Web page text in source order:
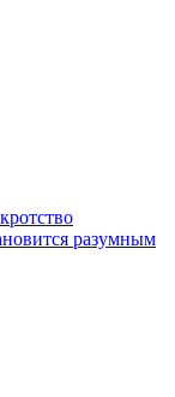
разумным